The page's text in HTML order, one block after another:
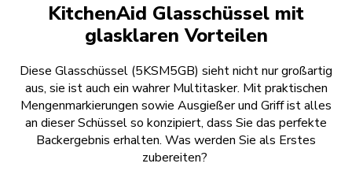
KitchenAid Glasschüssel mit
glasklaren Vorteilen
Diese Glasschüssel (5KSM5GB) sieht nicht nur großartig
aus, sie ist auch ein wahrer Multitasker. Mit praktischen
Mengenmarkierungen sowie Ausgießer und Griff ist alles
an dieser Schüssel so konzipiert, dass Sie das perfekte
Backergebnis erhalten. Was werden Sie als Erstes
zubereiten?